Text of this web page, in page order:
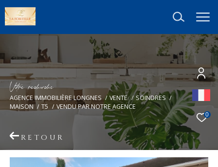
0
Vore recece
AGENCE IMMOBILIÈRE LONGNES VENTE
SOINDRES
MAISON
T5 VENDU PAR NOTRE AGENCE
RETOUR